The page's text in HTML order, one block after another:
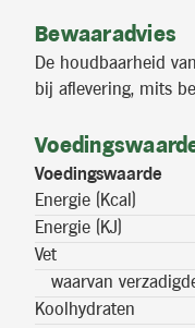
Bewaaradvies
De houdbaarheid
bij aflevering, mits
Voedingswaarde
Energie (Kcal)
Energie (KJ)
Vet
waarvan
Koolhydraten